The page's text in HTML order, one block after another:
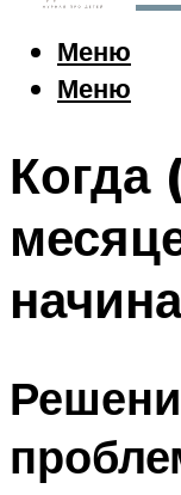
Меню
Меню
Когда